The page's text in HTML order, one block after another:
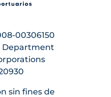
00306150
Department
sin fines de